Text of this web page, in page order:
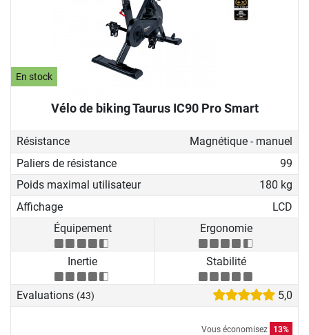
En stock
Vélo de biking Taurus IC90 Pro Smart
Résistance
Magnétique - manuel
Paliers de résistance
99
Poids maximal utilisateur
180 kg
Affichage
LCD
Équipement
Ergonomie
Inertie Stabilité
Evaluations (43) 5,0
Vous économisez 13%